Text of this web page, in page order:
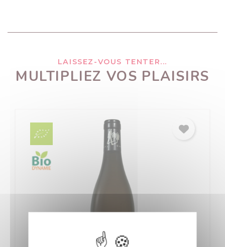
LAISSEZ-VOUS TENTER...
MULTIPLIEZ VOS PLAISIRS